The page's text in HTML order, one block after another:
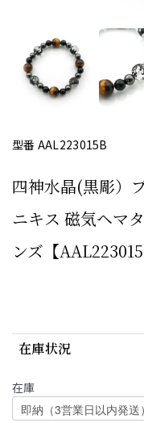
型番 AAL223015B
四神水晶(黒彫）
ニキス 磁気ヘマ
ンズ【
在庫状況
在庫